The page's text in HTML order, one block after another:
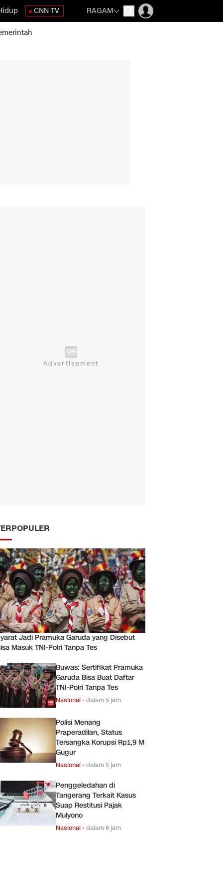
CNN TV RAGAM
Jadi Pramuka Garuda yang Disebut
Masuk TNI-Polri Tanpa Tes
Buwas: Sertifikat Pramuka
Garuda Bisa Buat Daftar
TNI-Polri Tanpa Tes
Nasional •dalam 5 jam
Polisi Menang
Praperadilan, Status
Tersangka Korupsi Rp1,9 M
Gugur
Nasional •dalam 5 jam
Penggeledahan di
Tangerang Terkait Kasus
Suap Restitusi Pajak
Mulyono
Nasional •dalam 6 jam